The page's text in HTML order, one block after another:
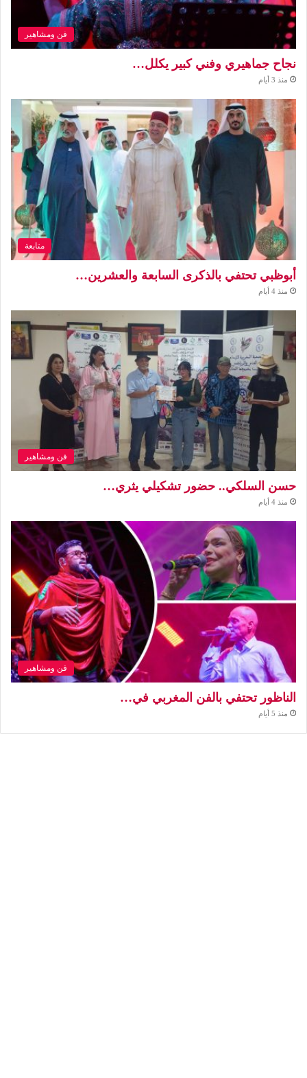
فن ومشاهير
نجاح جماهيري وفني كبير يكلل…
منذ 3 أيام
متابعة
أبوظبي تحتفي بالذكرى السابعة والعشرين…
منذ 4 أيام
فن ومشاهير
حسن السلكي.. حضور تشكيلي يثري…
منذ 4 أيام
فن ومشاهير
الناظور تحتفي بالفن المغربي في…
منذ 5 أيام